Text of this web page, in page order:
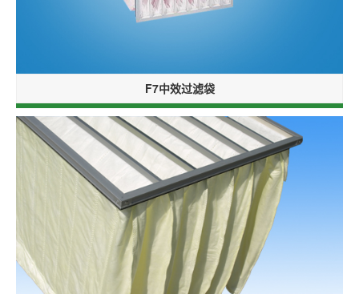
F7中效过滤袋